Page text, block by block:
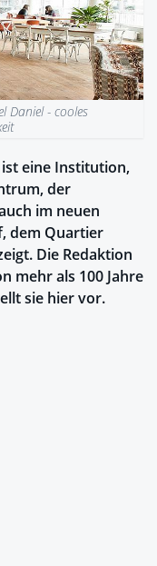
Daniel - cooles
ist eine Institution,
der
im neuen
dem Quartier
Die Redaktion
mehr als 100 Jahre
sie hier vor.